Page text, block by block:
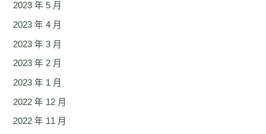
2023 年 5 月
2023 年 4 月
2023 年 3 月
2023 年 2 月
2023 年 1 月
2022 年 12 月
2022 年 11 月